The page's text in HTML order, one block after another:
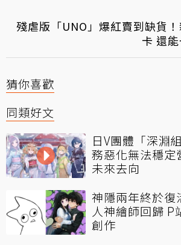
殘虐版「UNO」爆紅賣到缺貨
卡 還
猜你喜歡
同類好文
日V團體「深淵
務惡化無法穩定
未來去向
神隱兩年終於復
人神繪師回歸 P
創作